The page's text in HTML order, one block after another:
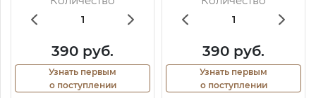
390 руб.
Узнать первым
о поступлении
390 руб.
Узнать первым
о поступлении